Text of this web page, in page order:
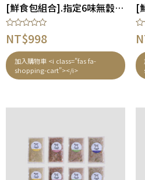
[鮮食包組合].指定6味無穀X2包營養均衡組合 – 貓狗適合
評
分
滿
分
5
NT$998
加入購物車 <i class="fas fa-
shopping-cart"></i>
評
分
滿
分
5